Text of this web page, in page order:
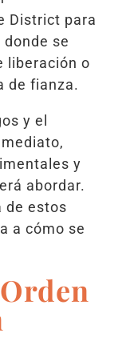
District para
se
liberación o
de fianza.
y el
y
abordar.
de estos
a cómo se